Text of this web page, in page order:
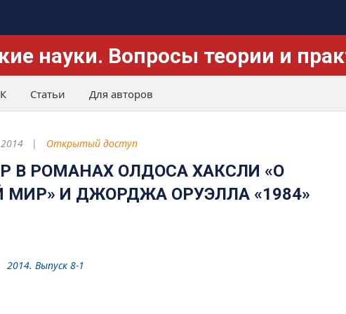
науки. Вопросы теории и
Статьи Для авторов
Открытый доступ
В РОМАНАХ ОЛДОСА ХАКСЛИ «О
И ДЖОРДЖА ОРУЭЛЛА «1984»
2014. Выпуск 8-1